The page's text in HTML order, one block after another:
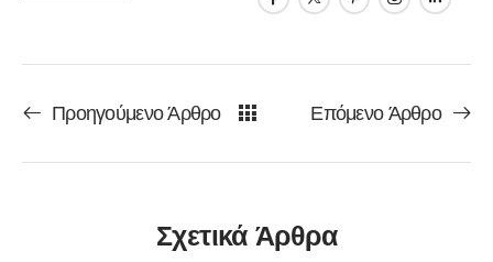
Προηγούμενο Άρθρο Επόμενο Άρθρο
Σχετικά Άρθρα